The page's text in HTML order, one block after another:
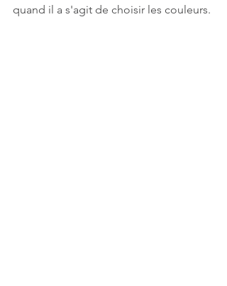
quand il a s'agit de choisir les couleurs.